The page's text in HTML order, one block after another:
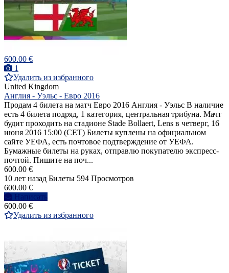
600.00 €
1
Удалить из избранного
United Kingdom
Англия - Уэльс - Евро 2016
Продам 4 билета на матч Евро 2016 Англия - Уэльс В наличие
есть 4 билета подряд, 1 категория, центральная трибуна. Мачт
будит проходить на стадионе Stade Bollaert, Lens в четверг, 16
июня 2016 15:00 (СЕТ) Билеты куплены на официальном
сайте УЕФА, есть почтовое подтверждение от УЕФА.
Бумажные билеты на руках, отправлю покупателю экспресс-
почтой. Пишите на поч...
600.00 €
10 лет назад Билеты 594 Просмотров
600.00 €
Написать
600.00 €
Удалить из избранного